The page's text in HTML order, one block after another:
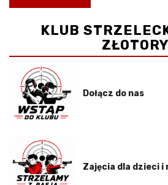
KLUB
Dołącz do nas
Zajęcia dla dzieci i